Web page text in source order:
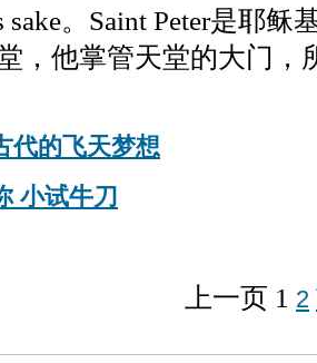
sake。Saint Peter是耶
堂，他掌管天堂的大门
代的飞天梦想
小试牛刀
上一页 1 2